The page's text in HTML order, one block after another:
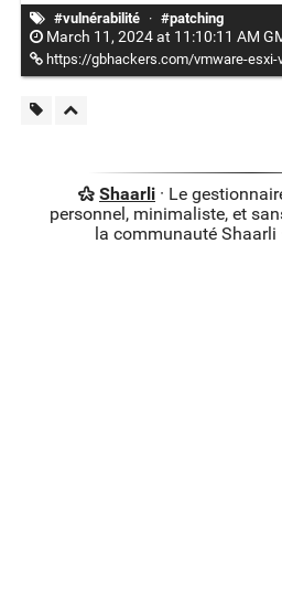
#vulnérabilité · #patching
March 11, 2024 at 11:10:11 AM
https://gbhackers.com/vmware-esxi-
Shaarli· Le
personnel, minimaliste, et
la communauté Shaarli